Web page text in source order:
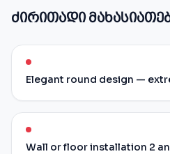
ძირითადი
Elegant round design —
Wall or floor installation 2